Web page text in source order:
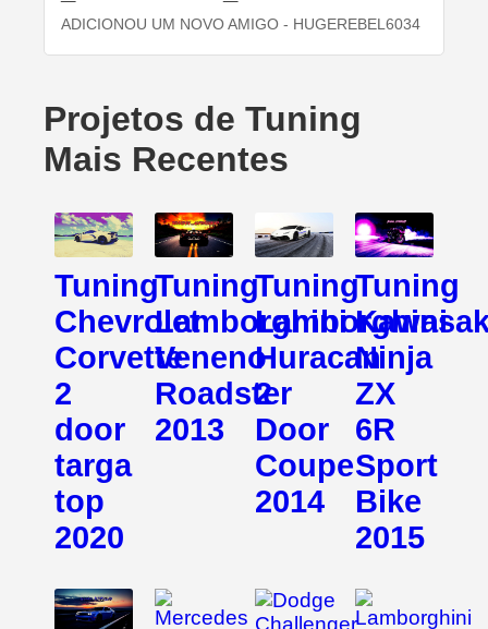
ADICIONOU UM NOVO AMIGO - HUGEREBEL6034
Projetos de Tuning
Mais Recentes
Tuning
Chevrolet
Corvette
2
door
targa
top
2020
Tuning
Lamborghini
Veneno
Roadster
2013
Tuning
Lamborghini
Huracan
2
Door
Coupe
2014
Tuning
Ninja
ZX
6R
Sport
Bike
2015